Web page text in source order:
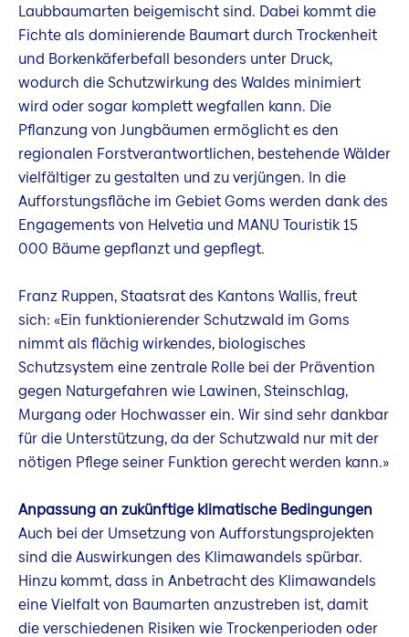
Laubbaumarten beigemischt sind. Dabei kommt die
Fichte als dominierende Baumart durch Trockenheit
und Borkenkäferbefall besonders unter Druck,
wodurch die Schutzwirkung des Waldes minimiert
wird oder sogar komplett wegfallen kann. Die
Pflanzung von Jungbäumen ermöglicht es den
regionalen Forstverantwortlichen, bestehende Wälder
vielfältiger zu gestalten und zu verjüngen. In die
Aufforstungsfläche im Gebiet Goms werden dank des
Engagements von Helvetia und MANU Touristik 15
000 Bäume gepflanzt und gepflegt.
Franz Ruppen, Staatsrat des Kantons Wallis, freut
sich: «Ein funktionierender Schutzwald im Goms
nimmt als flächig wirkendes, biologisches
Schutzsystem eine zentrale Rolle bei der Prävention
gegen Naturgefahren wie Lawinen, Steinschlag,
Murgang oder Hochwasser ein. Wir sind sehr dankbar
für die Unterstützung, da der Schutzwald nur mit der
nötigen Pflege seiner Funktion gerecht werden kann.»
Anpassung an zukünftige klimatische Bedingungen
Auch bei der Umsetzung von Aufforstungsprojekten
sind die Auswirkungen des Klimawandels spürbar.
Hinzu kommt, dass in Anbetracht des Klimawandels
eine Vielfalt von Baumarten anzustreben ist, damit
die verschiedenen Risiken wie Trockenperioden oder